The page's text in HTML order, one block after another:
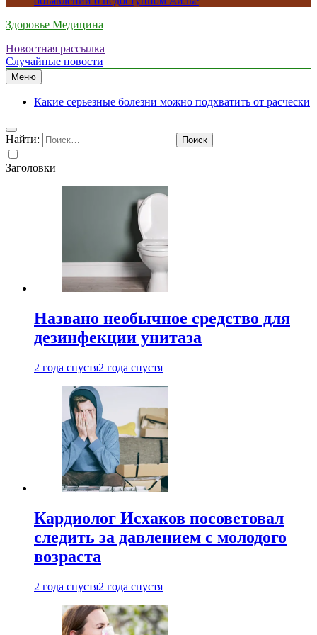
Здоровье Медицина
Новостная рассылка
Случайные новости
Меню
Какие серьезные болезни можно подхватить от расчески
Найти:
Заголовки
Названо необычное средство для
дезинфекции унитаза
2 года спустя2 года спустя
Кардиолог Исхаков посоветовал
следить за давлением с молодого
возраста
2 года спустя2 года спустя